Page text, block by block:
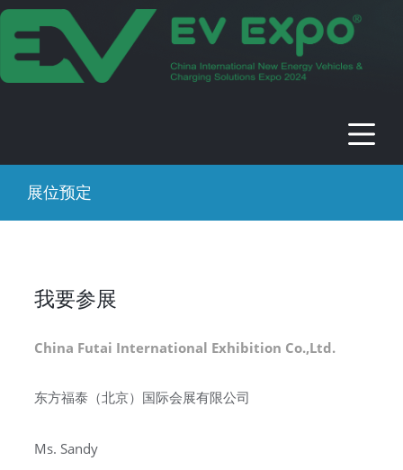
2024年中国国际新能源电动车及充电
桩展
时间：2024年09月13-17日 地点：中国 · 北京 · 北京展览馆
展位预定
我要参展
China Futai International Exhibition Co.,Ltd.
东方福泰（北京）国际会展有限公司
Ms. Sandy